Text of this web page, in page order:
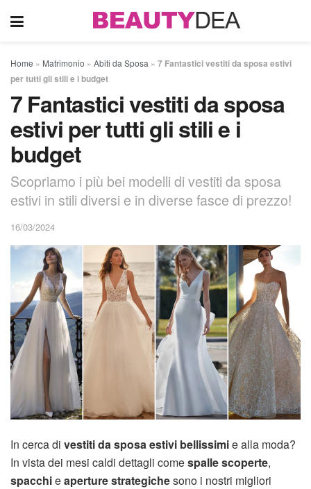
Home » Matrimonio » Abiti da Sposa » 7 Fantastici vestiti da sposa estivi
per tutti gli stili e i budget
7 Fantastici vestiti da sposa
estivi per tutti gli stili e i
budget
Scopriamo i più bei modelli di vestiti da sposa
estivi in stili diversi e in diverse fasce di prezzo!
16/03/2024
In cerca di vestiti da sposa estivi bellissimie alla moda?
In vista dei mesi caldi dettagli comespalle scoperte,
spacchieaperture strategichesono i nostri migliori